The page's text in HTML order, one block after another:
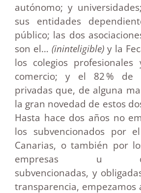
autónomo; y
sus entidades
público; las dos
son el… (ininteligible) y la
los colegios
comercio; y el 82 % de
privadas que, de alguna
la gran novedad de estos
Hasta hace dos años no
los subvencionados por
Canarias, o también por
empresas u
subvencionadas, y
transparencia, empezamos